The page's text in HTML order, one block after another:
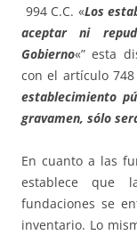
994 C.C. «­­­­Los
aceptar ni
Gobierno«” esta
con el artículo 748
establecimiento
gravamen, sólo
En cuanto a las
establece que
fundaciones se
inventario. Lo